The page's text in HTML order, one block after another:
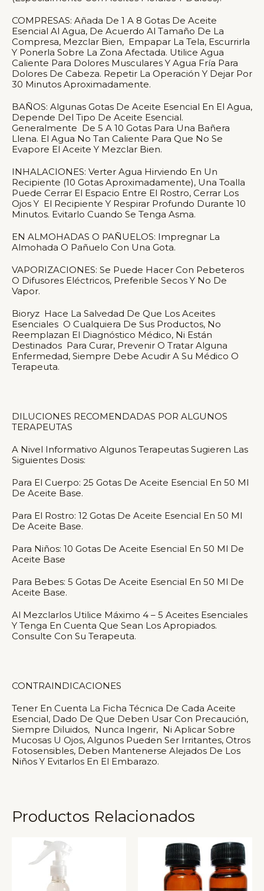
COMPRESAS: Añada De 1 A 8 Gotas De Aceite
Esencial Al Agua, De Acuerdo Al Tamaño De La
Compresa, Mezclar Bien, Empapar La Tela, Escurrirla
Y Ponerla Sobre La Zona Afectada. Utilice Agua
Caliente Para Dolores Musculares Y Agua Fría Para
Dolores De Cabeza. Repetir La Operación Y Dejar Por
30 Minutos Aproximadamente.
BAÑOS: Algunas Gotas De Aceite Esencial En El Agua,
Depende Del Tipo De Aceite Esencial.
Generalmente De 5 A 10 Gotas Para Una Bañera
Llena. El Agua No Tan Caliente Para Que No Se
Evapore El Aceite Y Mezclar Bien.
INHALACIONES: Verter Agua Hirviendo En Un
Recipiente (10 Gotas Aproximadamente), Una Toalla
Puede Cerrar El Espacio Entre El Rostro, Cerrar Los
Ojos Y El Recipiente Y Respirar Profundo Durante 10
Minutos. Evitarlo Cuando Se Tenga Asma.
EN ALMOHADAS O PAÑUELOS: Impregnar La
Almohada O Pañuelo Con Una Gota.
VAPORIZACIONES: Se Puede Hacer Con Pebeteros
O Difusores Eléctricos, Preferible Secos Y No De
Vapor.
Bioryz Hace La Salvedad De Que Los Aceites
Esenciales O Cualquiera De Sus Productos, No
Reemplazan El Diagnóstico Médico, Ni Están
Destinados Para Curar, Prevenir O Tratar Alguna
Enfermedad, Siempre Debe Acudir A Su Médico O
Terapeuta.
DILUCIONES RECOMENDADAS POR ALGUNOS
TERAPEUTAS
A Nivel Informativo Algunos Terapeutas Sugieren Las
Siguientes Dosis:
Para El Cuerpo: 25 Gotas De Aceite Esencial En 50 Ml
De Aceite Base.
Para El Rostro: 12 Gotas De Aceite Esencial En 50 Ml
De Aceite Base.
Para Niños: 10 Gotas De Aceite Esencial En 50 Ml De
Aceite Base
Para Bebes: 5 Gotas De Aceite Esencial En 50 Ml De
Aceite Base.
Al Mezclarlos Utilice Máximo 4 – 5 Aceites Esenciales
Y Tenga En Cuenta Que Sean Los Apropiados.
Consulte Con Su Terapeuta.
CONTRAINDICACIONES
Tener En Cuenta La Ficha Técnica De Cada Aceite
Esencial, Dado De Que Deben Usar Con Precaución,
Siempre Diluidos, Nunca Ingerir, Ni Aplicar Sobre
Mucosas U Ojos, Algunos Pueden Ser Irritantes, Otros
Fotosensibles, Deben Mantenerse Alejados De Los
Niños Y Evitarlos En El Embarazo.
Productos Relacionados